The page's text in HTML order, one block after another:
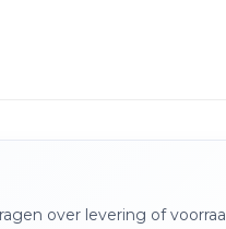
over levering of